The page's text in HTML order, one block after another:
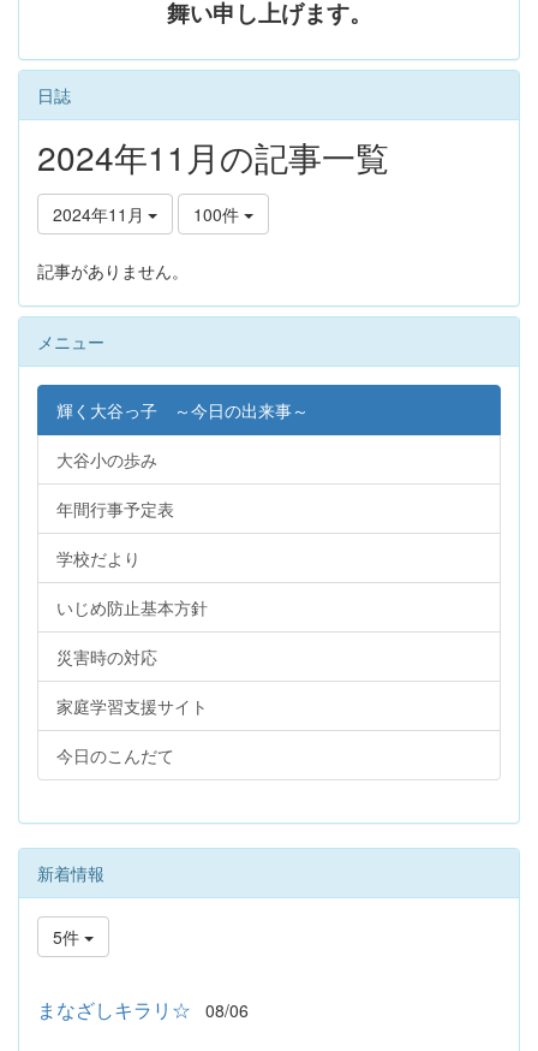
舞い申し上げます。
日誌
2024年11月の記事一覧
2024年11月 100件
記事がありません。
メニュー
輝く大谷っ子 ～今日の出来事～
大谷小の歩み
年間行事予定表
学校だより
いじめ防止基本方針
災害時の対応
家庭学習支援サイト
今日のこんだて
新着情報
5件
まなざしキラリ☆ 08/06